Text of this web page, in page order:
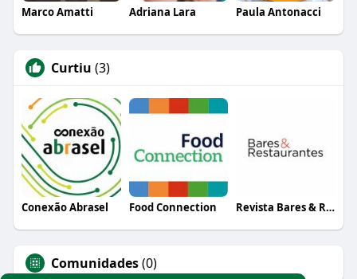
Marco Amatti Adriana Lara Paula Antonacci
Curtiu (3)
Conexão Abrasel Food Connection Revista Bares & Restaurantes
Comunidades(0)